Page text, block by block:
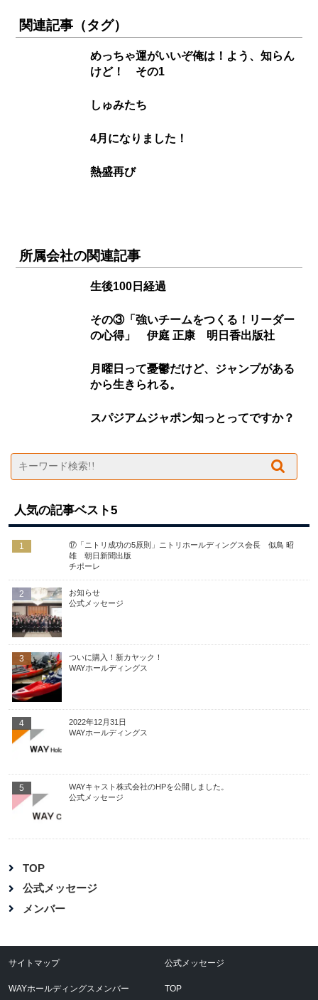
関連記事（タグ）
めっちゃ運がいいぞ俺は！よう、知らん
けど！ その1
しゅみたち
4月になりました！
熱盛再び
所属会社の関連記事
生後100日経過
その③「強いチームをつくる！リーダー
の心得」 伊庭 正康 明日香出版社
月曜日って憂鬱だけど、ジャンプがある
から生きられる。
スパジアムジャポン知っとってですか？
人気の記事ベスト5
1
⑰「ニトリ成功の5原則」ニトリホールディングス会長 似鳥 昭
雄 朝日新聞出版
チポーレ
2
お知らせ
公式メッセージ
3
ついに購入！新カヤック！
WAYホールディングス
4
2022年12月31日
WAYホールディングス
5
WAYキャスト株式会社のHPを公開しました。
公式メッセージ
TOP
公式メッセージ
メンバー
サイトマップ 公式メッセージ
WAYホールディングスメンバー TOP